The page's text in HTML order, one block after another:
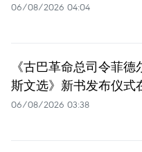
06/08/2026 04:04
《古巴革命总司令菲德
斯文选》新书发布仪式
06/08/2026 03:38